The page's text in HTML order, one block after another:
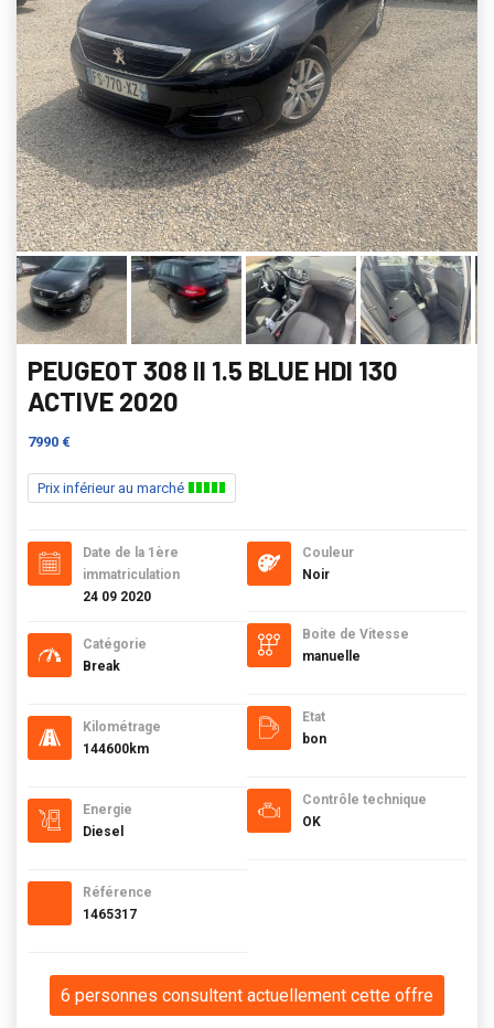
PEUGEOT 308 II 1.5 BLUE HDI 130
ACTIVE 2020
7990 €
Prix inférieur au marché
Date de la 1ère
immatriculation
24 09 2020
Catégorie
Break
Kilométrage
144600km
Energie
Diesel
Référence
1465317
Couleur
Noir
Boite de Vitesse
manuelle
Etat
bon
Contrôle technique
OK
6 personnes consultent actuellement cette offre